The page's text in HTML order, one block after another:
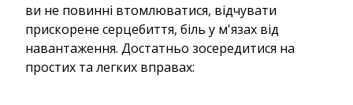
ви не повинні втомлюватися, відчувати
прискорене серцебиття, біль у м'язах від
навантаження. Достатньо зосередитися на
простих та легких вправах: